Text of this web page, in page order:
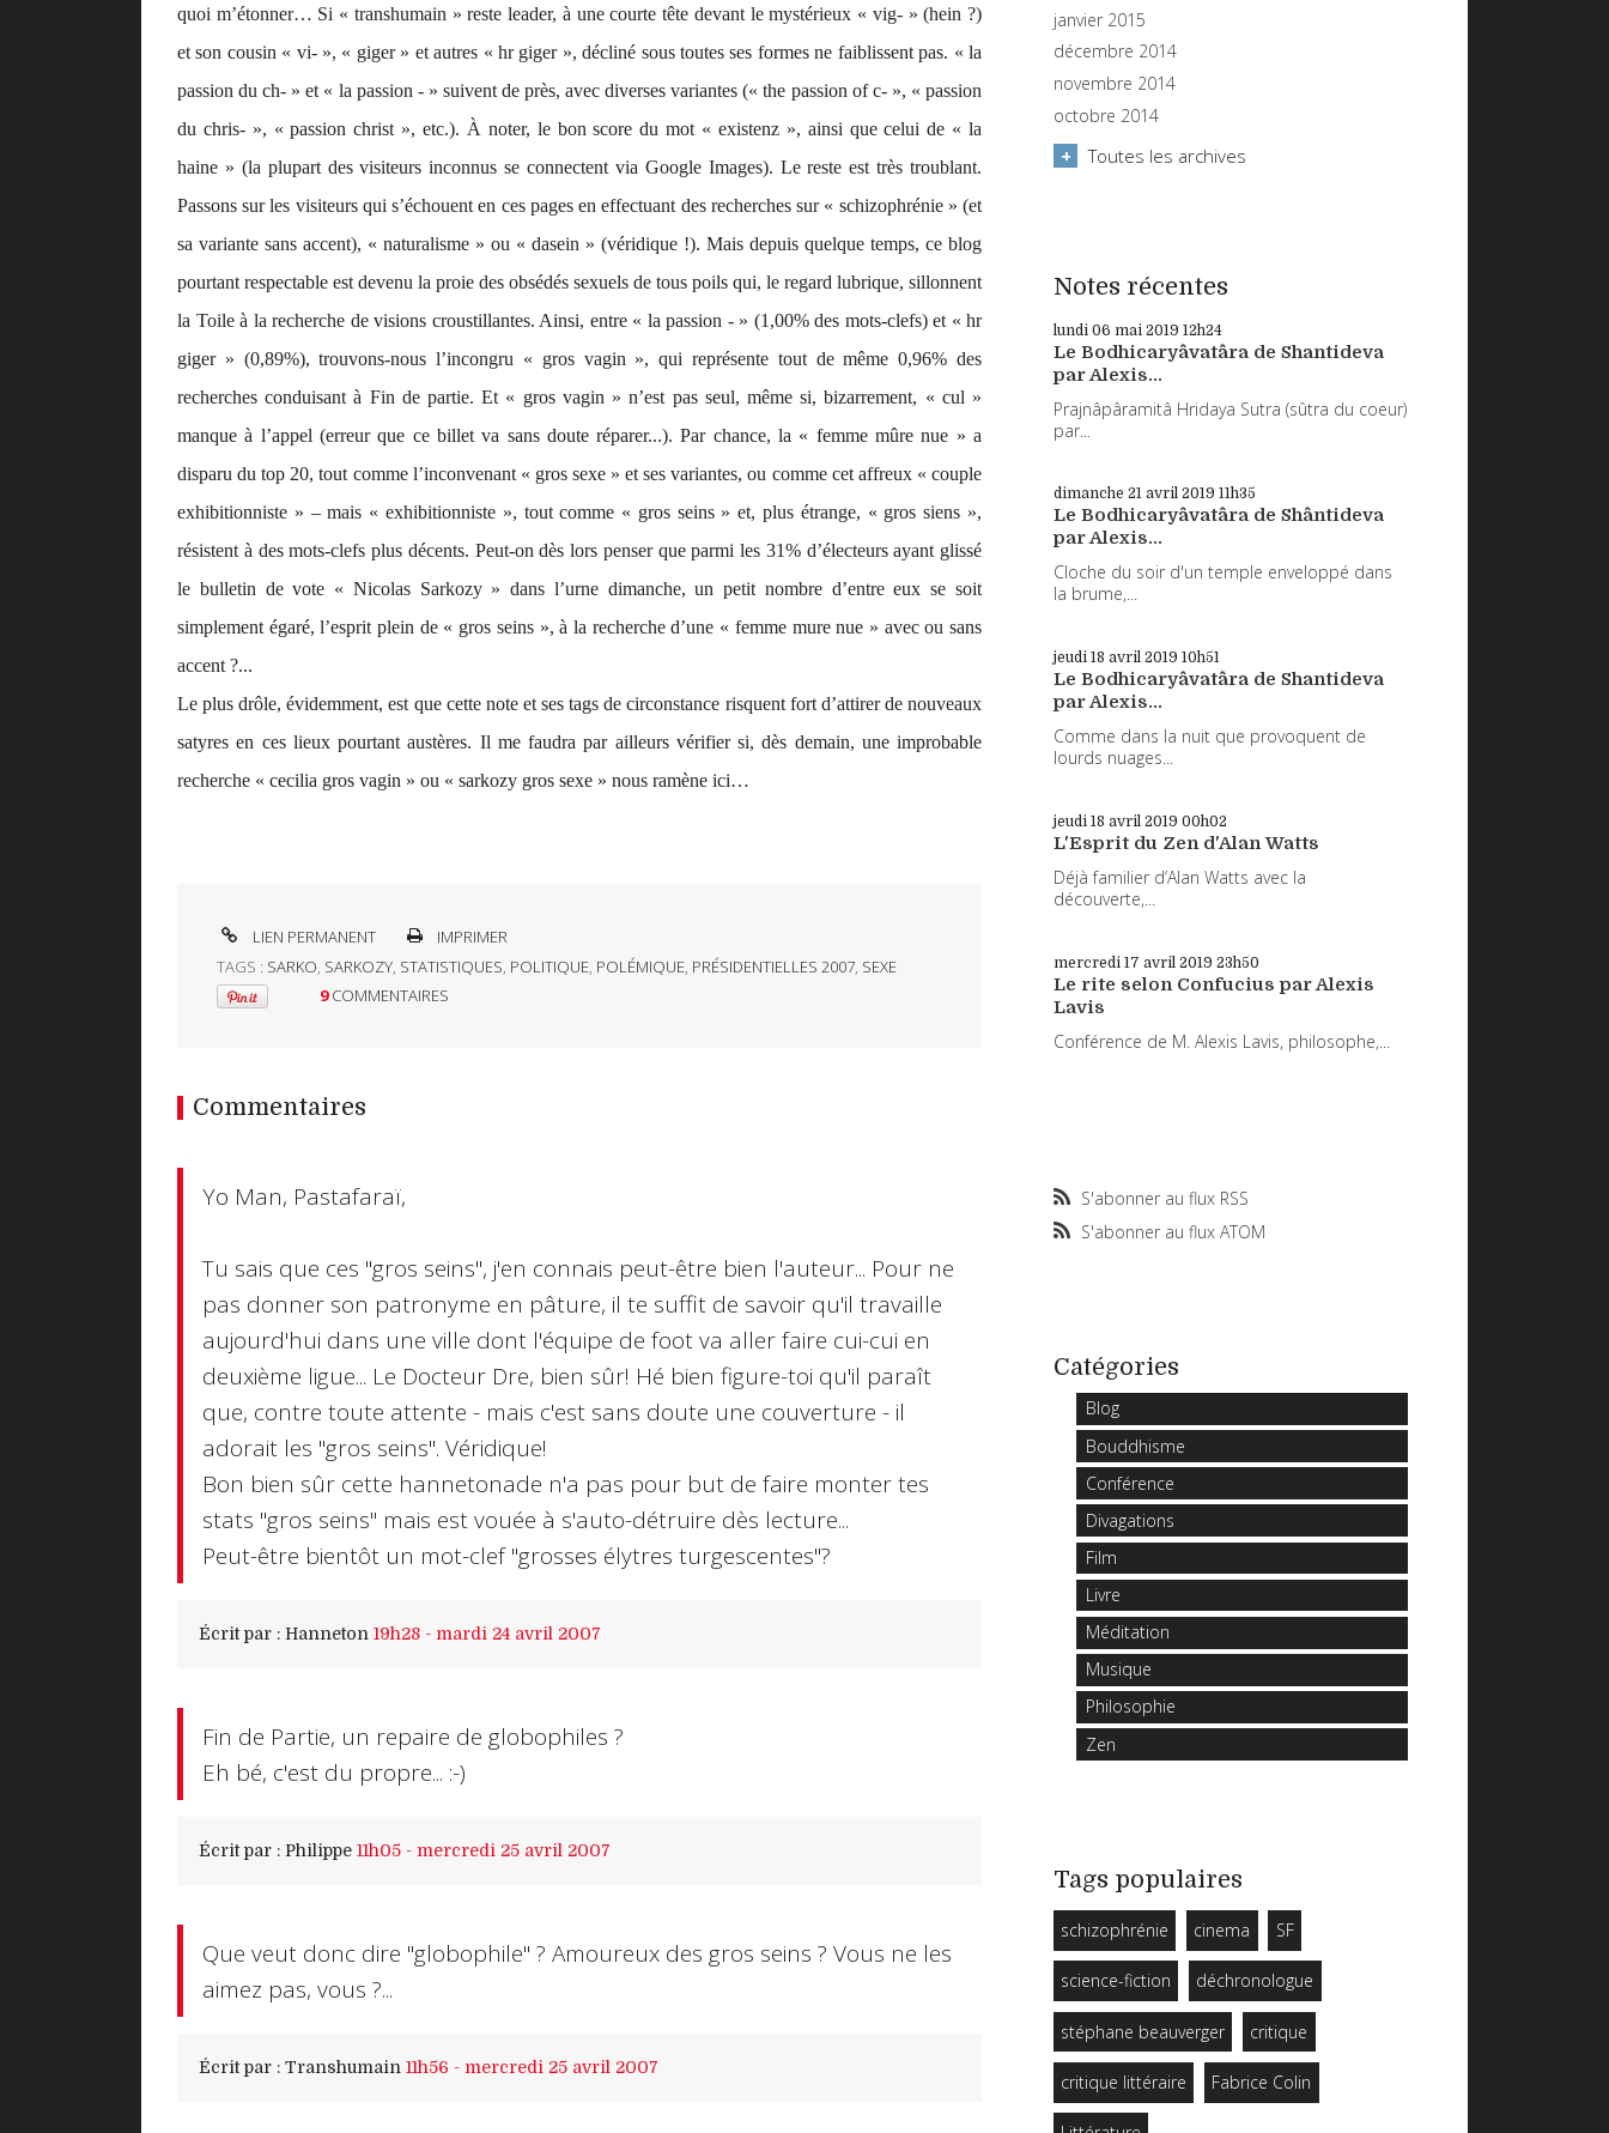
quoi m’étonner… Si « transhumain » reste leader, à une courte tête devant le mystérieux « vig- » (hein ?)
et son cousin « vi- », « giger » et autres « hr giger », décliné sous toutes ses formes ne faiblissent pas. « la
passion du ch- » et « la passion - » suivent de près, avec diverses variantes (« the passion of c- », « passion
du chris- », « passion christ », etc.). À noter, le bon score du mot « existenz », ainsi que celui de « la
haine » (la plupart des visiteurs inconnus se connectent via Google Images). Le reste est très troublant.
Passons sur les visiteurs qui s’échouent en ces pages en effectuant des recherches sur « schizophrénie » (et
sa variante sans accent), « naturalisme » ou « dasein » (véridique !). Mais depuis quelque temps, ce blog
pourtant respectable est devenu la proie des obsédés sexuels de tous poils qui, le regard lubrique, sillonnent
la Toile à la recherche de visions croustillantes. Ainsi, entre « la passion - » (1,00% des mots-clefs) et « hr
giger » (0,89%), trouvons-nous l’incongru « gros vagin », qui représente tout de même 0,96% des
recherches conduisant à Fin de partie. Et « gros vagin » n’est pas seul, même si, bizarrement, « cul »
manque à l’appel (erreur que ce billet va sans doute réparer...). Par chance, la « femme mûre nue » a
disparu du top 20, tout comme l’inconvenant « gros sexe » et ses variantes, ou comme cet affreux « couple
exhibitionniste » – mais « exhibitionniste », tout comme « gros seins » et, plus étrange, « gros siens »,
résistent à des mots-clefs plus décents. Peut-on dès lors penser que parmi les 31% d’électeurs ayant glissé
le bulletin de vote « Nicolas Sarkozy » dans l’urne dimanche, un petit nombre d’entre eux se soit
simplement égaré, l’esprit plein de « gros seins », à la recherche d’une « femme mure nue » avec ou sans
accent ?...
Le plus drôle, évidemment, est que cette note et ses tags de circonstance risquent fort d’attirer de nouveaux
satyres en ces lieux pourtant austères. Il me faudra par ailleurs vérifier si, dès demain, une improbable
recherche « cecilia gros vagin » ou « sarkozy gros sexe » nous ramène ici…
LIEN PERMANENT
IMPRIMER
TAGS : SARKO, SARKOZY, STATISTIQUES, POLITIQUE, POLÉMIQUE, PRÉSIDENTIELLES 2007, SEXE
9 COMMENTAIRES
Commentaires
Yo Man, Pastafaraï,
Tu sais que ces "gros seins", j'en connais peut-être bien l'auteur... Pour ne
pas donner son patronyme en pâture, il te suffit de savoir qu'il travaille
aujourd'hui dans une ville dont l'équipe de foot va aller faire cui-cui en
deuxième ligue... Le Docteur Dre, bien sûr! Hé bien figure-toi qu'il paraît
que, contre toute attente - mais c'est sans doute une couverture - il
adorait les "gros seins". Véridique!
Bon bien sûr cette hannetonade n'a pas pour but de faire monter tes
stats "gros seins" mais est vouée à s'auto-détruire dès lecture...
Peut-être bientôt un mot-clef "grosses élytres turgescentes"?
Écrit par : Hanneton 19h28- mardi 24 avril 2007
Fin de Partie, un repaire de globophiles ?
Eh bé, c'est du propre... :-)
Écrit par : Philippe 11h05- mercredi 25 avril 2007
Que veut donc dire "globophile" ? Amoureux des gros seins ? Vous ne les
aimez pas, vous ?...
Écrit par : Transhumain 11h56 - mercredi 25 avril 2007
janvier 2015
décembre 2014
novembre 2014
octobre 2014
Toutes les archives
Notes récentes
lundi 06 mai 2019 12h24
Le Bodhicaryâvatâra de Shantideva
par Alexis...
Prajnâpâramitâ Hridaya Sutra (sûtra du coeur)
par...
dimanche 21 avril 2019 11h35
Le Bodhicaryâvatâra de Shântideva
par Alexis...
Cloche du soir d'un temple enveloppé dans
la brume,...
jeudi 18 avril 2019 10h51
Le Bodhicaryâvatâra de Shantideva
par Alexis...
Comme dans la nuit que provoquent de
lourds nuages...
jeudi 18 avril 2019 00h02
L'Esprit du Zen d'Alan Watts
Déjà familier d’Alan Watts avec la
découverte,...
mercredi 17 avril 2019 23h50
Le rite selon Confucius par Alexis
Lavis
Conférence de M. Alexis Lavis, philosophe,...
S'abonner au flux RSS
S'abonner au flux ATOM
Catégories
Blog
Bouddhisme
Conférence
Divagations
Film
Livre
Méditation
Musique
Philosophie
Zen
Tags populaires
schizophrénie cinema SF
science-fiction déchronologue
stéphane beauverger critique
critique littéraire Fabrice Colin